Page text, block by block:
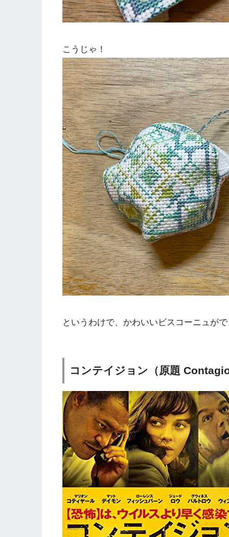
こうじゃ！
というわけで、かわいいビスコーニュが
コンテイジョン（原題